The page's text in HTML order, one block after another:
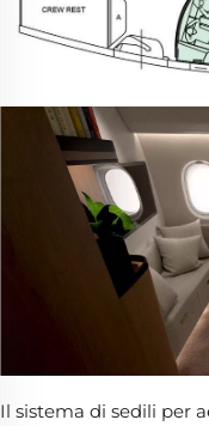
Il sistema di sedili per